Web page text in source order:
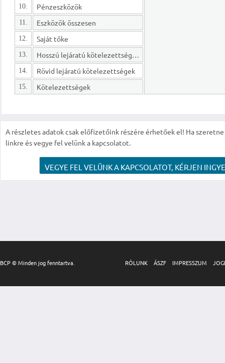
10. Pénzeszközök
11. Eszközök összesen
12. Saját tőke
13. Hosszú lejáratú kötelezettségek
14. Rövid lejáratú kötelezettségek
15. Kötelezettségek
A részletes adatok csak előfizetőink részére érhetőek el! Ha
linkre és vegye fel velünk a kapcsolatot.
VEGYE FEL VELÜNK A KAPCSOLATOT, KÉRJEN
BCP © Minden jog fenntartva. RÓLUNK ÁSZF IMPRESSZUM